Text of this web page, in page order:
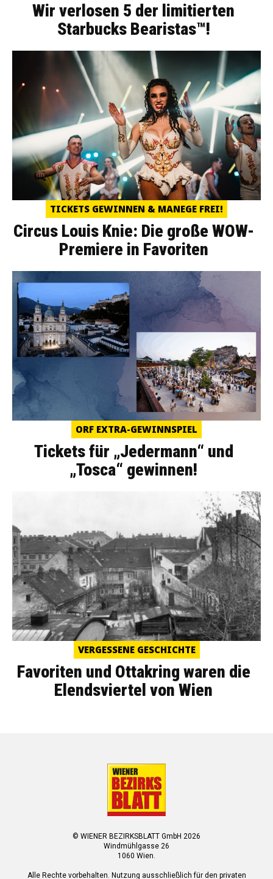
Wir verlosen 5 der limitierten
Starbucks Bearistas™!
TICKETS GEWINNEN & MANEGE FREI!
Circus Louis Knie: Die große WOW-
Premiere in Favoriten
ORF EXTRA-GEWINNSPIEL
Tickets für „Jedermann“ und
„Tosca“ gewinnen!
VERGESSENE GESCHICHTE
Favoriten und Ottakring waren die
Elendsviertel von Wien
© WIENER BEZIRKSBLATT GmbH 2026
Windmühlgasse 26
1060 Wien.
Alle Rechte vorbehalten. Nutzung ausschließlich für den privaten